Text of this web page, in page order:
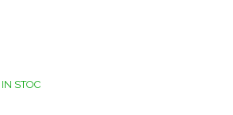
IN STOC